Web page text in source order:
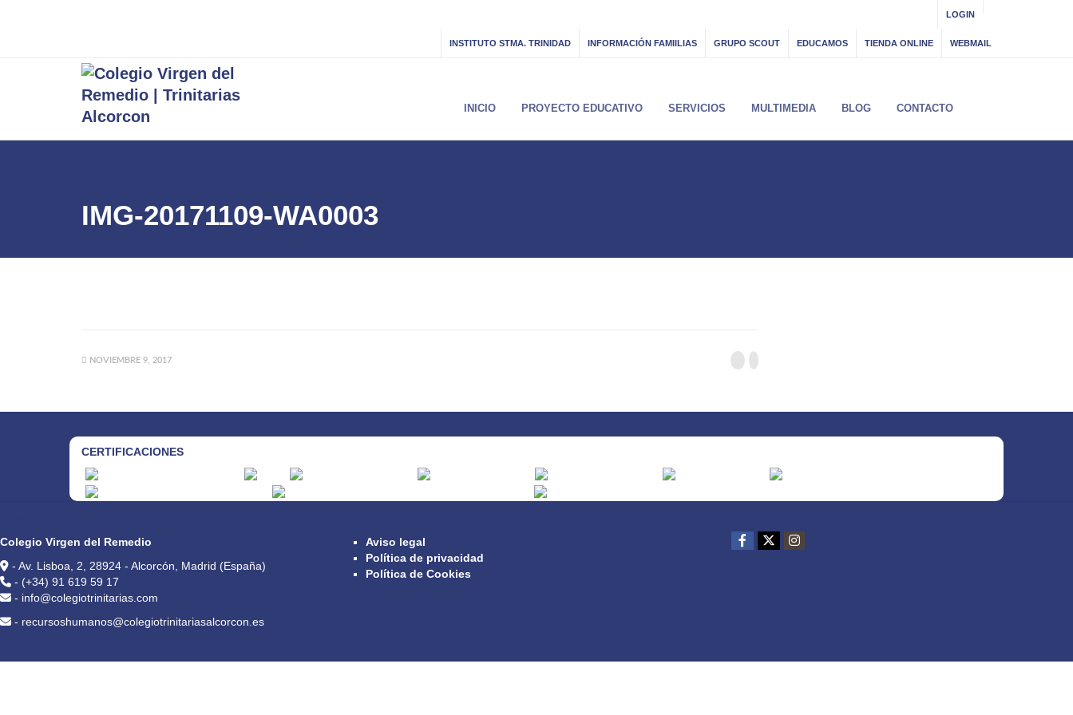
LOGIN
INSTITUTO STMA. TRINIDAD INFORMACIÓN FAMIILIAS GRUPO SCOUT EDUCAMOS TIENDA ONLINE WEBMAIL
INICIO PROYECTO EDUCATIVO SERVICIOS MULTIMEDIA BLOG CONTACTO
IMG-20171109-WA0003
NOVIEMBRE 9, 2017
CERTIFICACIONES
Colegio Virgen del Remedio
- Av. Lisboa, 2, 28924 - Alcorcón, Madrid (España)
- (+34) 91 619 59 17
- info@colegiotrinitarias.com
- recursoshumanos@colegiotrinitariasalcorcon.es
Aviso legal
Política de privacidad
Política de Cookies